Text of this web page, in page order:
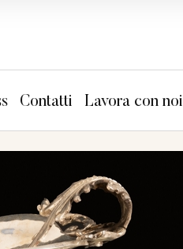
Contatti Lavora con noi